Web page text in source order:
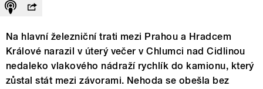
Na hlavní železniční trati mezi Prahou a Hradcem
Králové narazil v úterý večer v Chlumci nad Cidlinou
nedaleko vlakového nádraží rychlík do kamionu, který
zůstal stát mezi závorami. Nehoda se obešla bez